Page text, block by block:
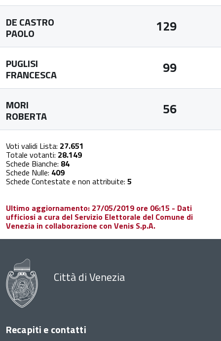
DE CASTRO
PAOLO 129
PUGLISI
FRANCESCA 99
MORI
ROBERTA 56
Voti validi Lista: 27.651
Totale votanti: 28.149
Schede Bianche: 84
Schede Nulle: 409
Schede Contestate e non attribuite: 5
Ultimo aggiornamento: 27/05/2019 ore 06:15 - Dati
ufficiosi a cura del Servizio Elettorale del Comune di
Venezia in collaborazione con Venis S.p.A.
Città di Venezia
Recapiti e contatti